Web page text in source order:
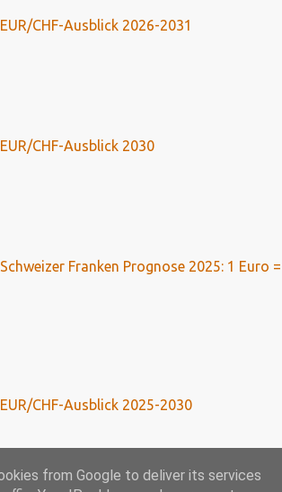
EUR/CHF-Ausblick 2026-2031
EUR/CHF-Ausblick 2030
Schweizer Franken Prognose 2025: 1 Euro =
EUR/CHF-Ausblick 2025-2030
from Google to deliver its services